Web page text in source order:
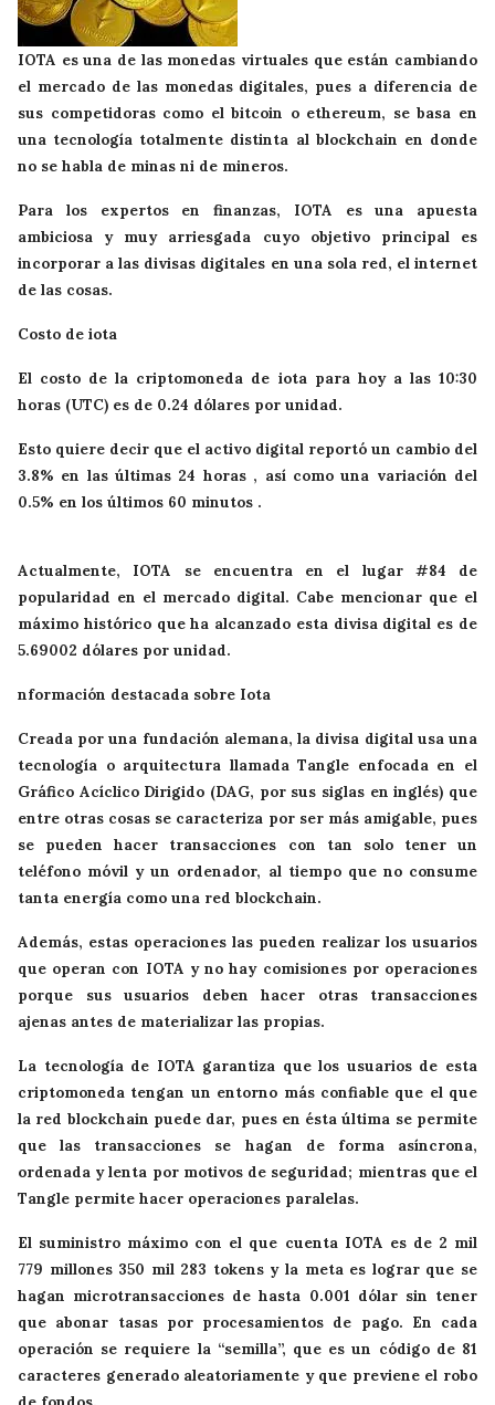
IOTA es una de las monedas virtuales que están cambiando
el mercado de las monedas digitales, pues a diferencia de
sus competidoras como el bitcoin o ethereum, se basa en
una tecnología totalmente distinta al blockchain en donde
no se habla de minas ni de mineros.
Para los expertos en finanzas, IOTA es una apuesta
ambiciosa y muy arriesgada cuyo objetivo principal es
incorporar a las divisas digitales en una sola red, el internet
de las cosas.
Costo de iota
El costo de la criptomoneda de iota para hoy a las 10:30
horas (UTC) es de 0.24 dólares por unidad.
Esto quiere decir que el activo digital reportó un cambio del
3.8% en las últimas 24 horas , así como una variación del
0.5% en los últimos 60 minutos .
Actualmente, IOTA se encuentra en el lugar #84 de
popularidad en el mercado digital. Cabe mencionar que el
máximo histórico que ha alcanzado esta divisa digital es de
5.69002 dólares por unidad.
nformación destacada sobre Iota
Creada por una fundación alemana, la divisa digital usa una
tecnología o arquitectura llamada Tangle enfocada en el
Gráfico Acíclico Dirigido (DAG, por sus siglas en inglés) que
entre otras cosas se caracteriza por ser más amigable, pues
se pueden hacer transacciones con tan solo tener un
teléfono móvil y un ordenador, al tiempo que no consume
tanta energía como una red blockchain.
Además, estas operaciones las pueden realizar los usuarios
que operan con IOTA y no hay comisiones por operaciones
porque sus usuarios deben hacer otras transacciones
ajenas antes de materializar las propias.
La tecnología de IOTA garantiza que los usuarios de esta
criptomoneda tengan un entorno más confiable que el que
la red blockchain puede dar, pues en ésta última se permite
que las transacciones se hagan de forma asíncrona,
ordenada y lenta por motivos de seguridad; mientras que el
Tangle permite hacer operaciones paralelas.
El suministro máximo con el que cuenta IOTA es de 2 mil
779 millones 350 mil 283 tokens y la meta es lograr que se
hagan microtransacciones de hasta 0.001 dólar sin tener
que abonar tasas por procesamientos de pago. En cada
operación se requiere la “semilla”, que es un código de 81
caracteres generado aleatoriamente y que previene el robo